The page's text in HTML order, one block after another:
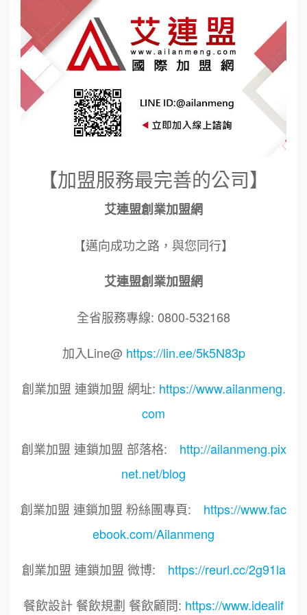
【加盟服務最完善的公司】
艾連盟創業加盟網
【邁向成功之路，與您同行】
艾連盟創業加盟網
全省服務專線: 0800-532168
加入Line@ https://lin.ee/5k5N83p
創業加盟 連鎖加盟 網址: https://www.ailanmeng.
com
創業加盟 連鎖加盟 部落格: http://ailanmeng.pix
net.net/blog
創業加盟 連鎖加盟 粉絲團專頁: https://www.fac
ebook.com/Ailanmeng
創業加盟 連鎖加盟 微博: https://reurl.cc/2g91la
餐飲設計 餐飲規劃 餐飲顧問: https://www.idealif